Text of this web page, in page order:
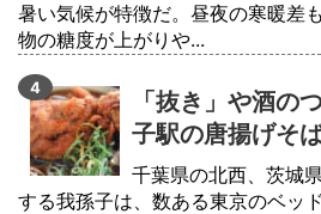
暑い気候が特徴だ。昼夜の寒暖差
物の糖度が上がりや...
「抜き」や酒
子駅の唐揚げそ
千葉県の北西、茨城
する我孫子は、数ある東京のベッ